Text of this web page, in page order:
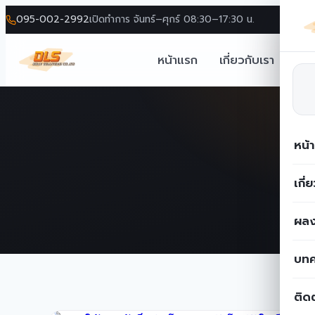
095-002-2992เปิดทำการ จันทร์–ศุกร์ 08:30–17:30 น.
หน้าแรก เกี่ยวกับเรา โ
หน้
เกี่
ผล
บท
ติด